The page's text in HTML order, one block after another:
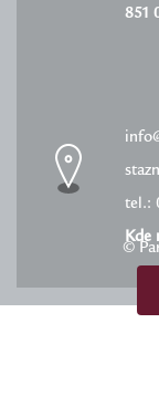
851
tel.:
Kde
©